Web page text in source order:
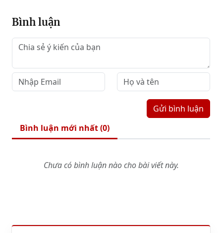
Bình luận
Gửi bình luận
Bình luận mới nhất (0)
Chưa có bình luận nào cho bài viết này.